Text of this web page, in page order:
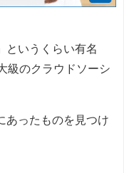
というくらい有名
級のクラウドソーシ
あったものを見つけ